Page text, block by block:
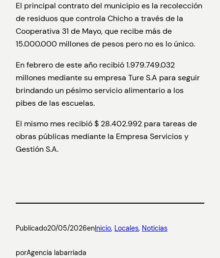
El principal contrato del municipio es la recolección
de residuos que controla Chicho a través de la
Cooperativa 31 de Mayo, que recibe más de
15.000.000 millones de pesos pero no es lo único.
En febrero de este año recibió 1.979.749.032
millones mediante su empresa Ture S.A para seguir
brindando un pésimo servicio alimentario a los
pibes de las escuelas.
El mismo mes recibió $ 28.402.992 para tareas de
obras públicas mediante la Empresa Servicios y
Gestión S.A.
Publicado20/05/2026enInicio, Locales, Noticias
porAgencia labarriada